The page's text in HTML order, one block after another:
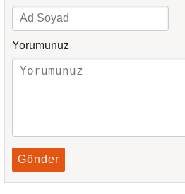
Yorumunuz
Gönder